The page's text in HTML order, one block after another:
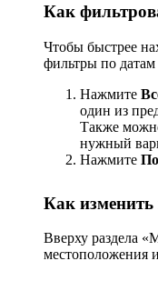
Как
Чтобы быстрее
фильтры по
Нажмите
один из
Также
нужный
Нажмите
Как изменить
Вверху раздела
местоположения